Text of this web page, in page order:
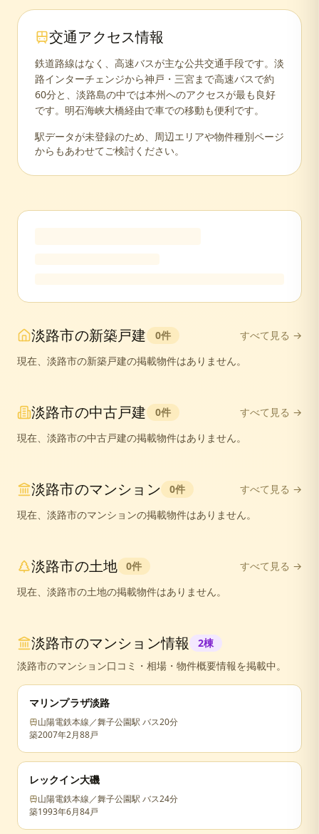
交通アクセス情報
鉄道路線はなく、高速バスが主な公共交通手段です。淡
路インターチェンジから神戸・三宮まで高速バスで約
60分と、淡路島の中では本州へのアクセスが最も良好
です。明石海峡大橋経由で車での移動も便利です。
駅データが未登録のため、周辺エリアや物件種別ページ
からもあわせてご検討ください。
淡路市の新築戸建 0件
すべて見る →
現在、 淡路市の新築戸建の掲載物件はありません。
淡路市の中古戸建 0件
すべて見る →
現在、 淡路市の中古戸建の掲載物件はありません。
淡路市のマンション 0件
すべて見る →
現在、 淡路市のマンションの掲載物件はありません。
淡路市の土地 0件
すべて見る →
現在、 淡路市の土地の掲載物件はありません。
淡路市のマンション情報 2棟
淡路市のマンション口コミ・相場・物件概要情報を掲載中。
マリンプラザ淡路
山陽電鉄本線／舞子公園駅 バス20分
築2007年2月88戸
レックイン大磯
山陽電鉄本線／舞子公園駅 バス24分
築1993年6月84戸